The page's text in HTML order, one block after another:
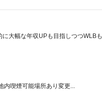
大幅な年収UPも目指しつつWLBも
内喫煙可能場所あり変更...